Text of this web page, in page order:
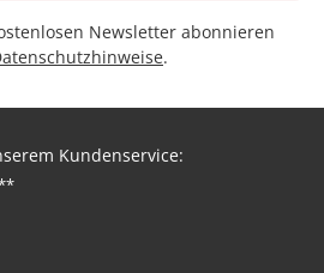
Newsletter abonnieren
.
Kundenservice: